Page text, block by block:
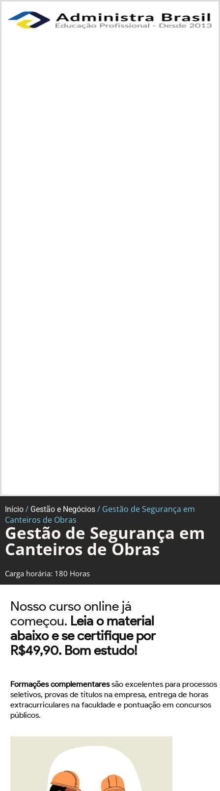
Início / Gestão e Negócios / Gestão de Segurança em
Canteiros de Obras
Gestão de Segurança em
Canteiros de Obras
Carga horária: 180 Horas
Nosso curso online já
começou. Leia o material
abaixo e se certifique por
R$49,90. Bom estudo!
Formações complementaressão excelentes para processos
seletivos, provas de títulos na empresa, entrega de horas
extracurriculares na faculdade e pontuação em concursos
públicos.